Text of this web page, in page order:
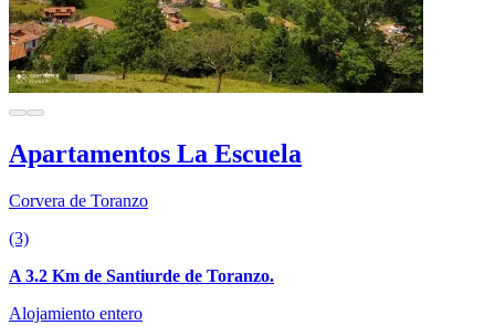
Apartamentos La Escuela
Corvera de Toranzo
(3)
A 3.2 Km de Santiurde de Toranzo.
Alojamiento entero